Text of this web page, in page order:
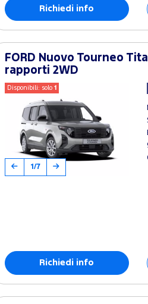
Richiedi info
FORD Nuovo Tourneo
rapporti 2WD
Disponibili: solo 1
1/7
Richiedi info